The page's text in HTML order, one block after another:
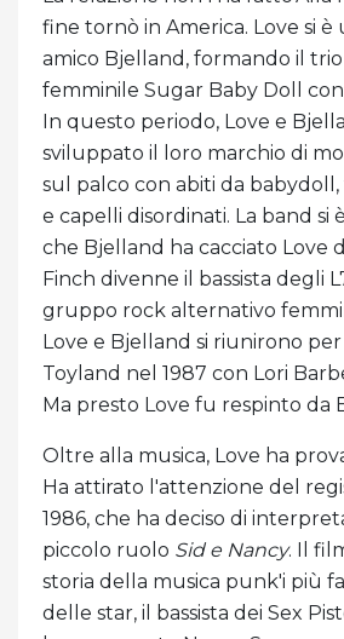
fine tornò in America. Love si è
amico Bjelland, formando il
femminile Sugar Baby Doll
In questo periodo, Love e
sviluppato il loro marchio di
sul palco con abiti da
e capelli disordinati. La band si
che Bjelland ha cacciato Love
Finch divenne il bassista degli
gruppo rock alternativo
Love e Bjelland si riunirono
Toyland nel 1987 con Lori
Ma presto Love fu respinto da
Oltre alla musica, Love ha
Ha attirato l'attenzione del
1986, che ha deciso di
piccolo ruolo Sid e Nancy. Il
storia della musica punk'i più
delle star, il bassista dei Sex